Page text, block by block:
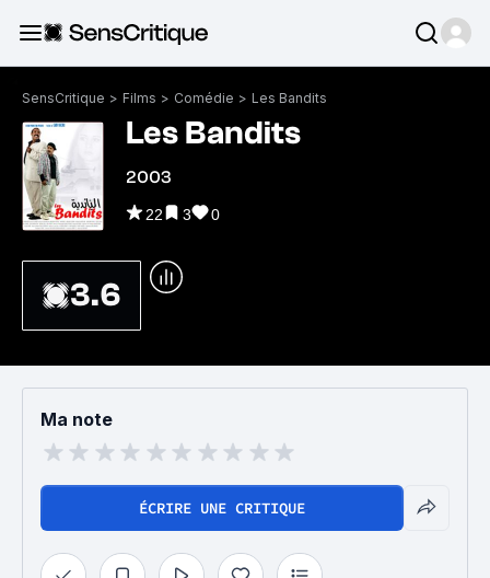
SensCritique > Films > Comédie > Les Bandits
Les Bandits
2003
22 3 0
3.6
Ma note
ÉCRIRE UNE CRITIQUE